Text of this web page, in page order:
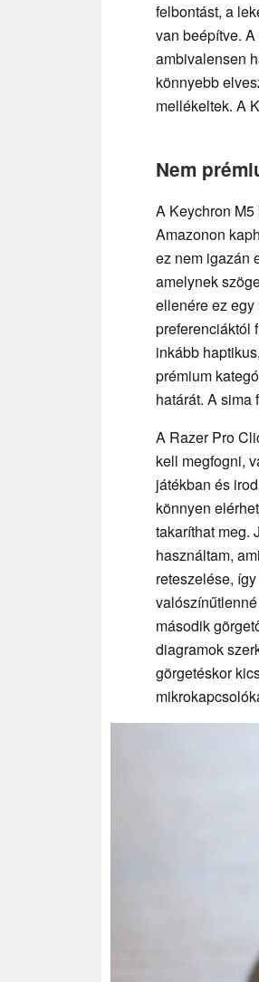
felbontást, a
van beépítve.
ambivalensen
könnyebb
mellékeltek. A
Nem
A Keychron
Amazonon
ez nem igazán
amelynek
ellenére ez
preferenciáktól
inkább
prémium
határát. A sima
A Razer Pro
kell megfogni,
játékban és
könnyen
takaríthat meg.
használtam,
reteszelése,
második
diagramok
görgetéskor